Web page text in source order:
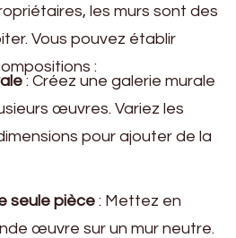
les murs sont des
Vous pouvez établir
:
: Créez une galerie murale
œuvres. Variez les
pour ajouter de la
seule pièce : Mettez en
œuvre sur un mur neutre.